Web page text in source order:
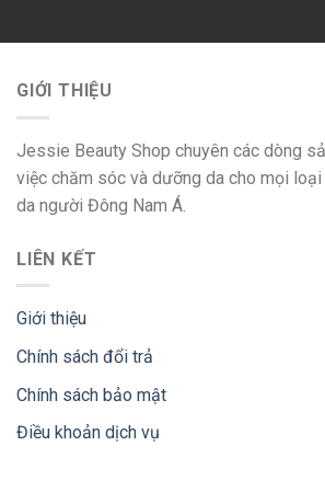
GIỚI THIỆU
Jessie Beauty Shop chuyên các dòng
việc chăm sóc và dưỡng da cho mọi
da người Đông Nam Á.
LIÊN KẾT
Giới thiệu
Chính sách đổi trả
Chính sách bảo mật
Điều khoản dịch vụ